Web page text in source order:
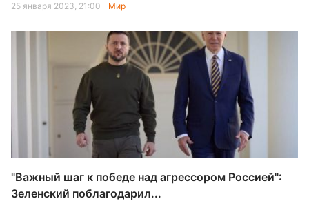
25 января 2023, 21:00 Мир
"Важный шаг к победе над агрессором Россией":
Зеленский поблагодарил...